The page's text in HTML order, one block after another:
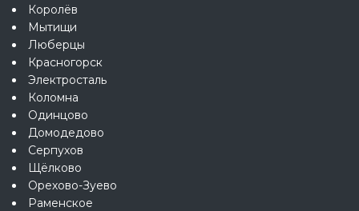
Королёв
Мытищи
Люберцы
Красногорск
Электросталь
Коломна
Одинцово
Домодедово
Серпухов
Щёлково
Орехово-Зуево
Раменское